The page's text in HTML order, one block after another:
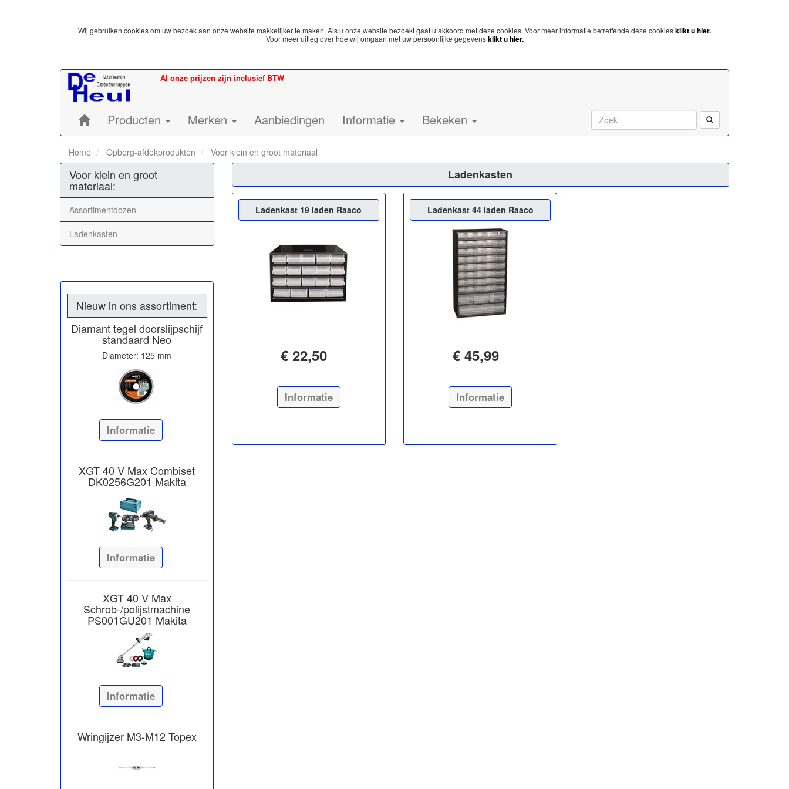
Wij gebruiken cookies om uw bezoek aan onze website makkelijker te maken. Als u onze website bezoekt gaat u akkoord met deze cookies. Voor meer informatie betreffende deze cookiesklikt u hier.
Voor meer uitleg over hoe wij omgaan met uw persoonlijke gegevensklikt u hier.
Al onze prijzen zijn inclusief BTW
Home:Producten Merken Aanbiedingen Informatie Bekeken
Home Opberg-afdekprodukten Voor klein en groot materiaal
Voor klein en groot
materiaal:
Assortimentdozen
Ladenkasten
Nieuw in ons assortiment:
Diamant tegel doorslijpschijf
standaard Neo
Diameter: 125 mm
Informatie
XGT 40 V Max Combiset
DK0256G201 Makita
Informatie
XGT 40 V Max
Schrob-/polijstmachine
PS001GU201 Makita
Informatie
Wringijzer M3-M12 Topex
Ladenkasten
Ladenkast 19 laden Raaco
€ 22,50
Informatie
Ladenkast 44 laden Raaco
€ 45,99
Informatie